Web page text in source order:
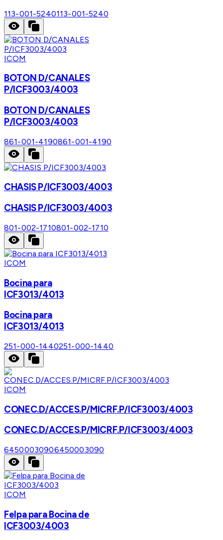
113-001-5240113-001-5240
ICOM
BOTON D/CANALES
P/ICF3003/4003
BOTON D/CANALES
P/ICF3003/4003
861-001-4190861-001-4190
CHASIS P/ICF3003/4003
CHASIS P/ICF3003/4003
801-002-1710801-002-1710
ICOM
Bocina para
ICF3013/4013
Bocina para
ICF3013/4013
251-000-1440251-000-1440
ICOM
CONEC.D/ACCES.P/MICRF.P/ICF3003/4003
CONEC.D/ACCES.P/MICRF.P/ICF3003/4003
64500030906450003090
ICOM
Felpa para Bocina de
ICF3003/4003